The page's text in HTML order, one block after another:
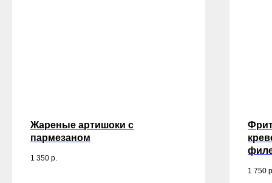
Жареные артишоки с
пармезаном
1 350 р.
1 750